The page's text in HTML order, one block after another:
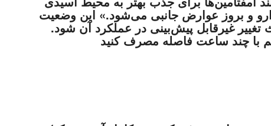
و بروز عوارض جانبی می‌شود.» این وضعیت
غیرقابل پیش‌بینی در عملکرد آن شود.